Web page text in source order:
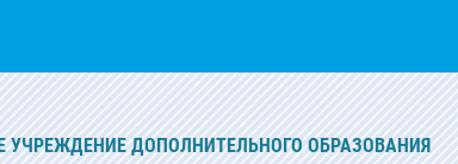
ДОПОЛНИТЕЛЬНОГО ОБРАЗОВАНИЯ